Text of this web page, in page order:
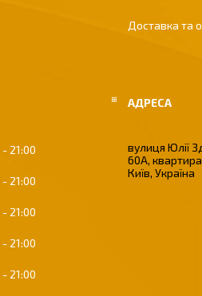
Доставка та
21:00
21:00
21:00
21:00
21:00
вулиця Юлії
60А, квартира
Київ, Україна